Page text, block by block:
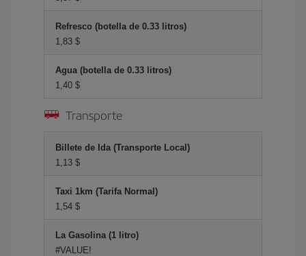
Refresco (botella de 0.33 litros)
1,83 $
Agua (botella de 0.33 litros)
1,40 $
Transporte
Billete de Ida (Transporte Local)
1,13 $
Taxi 1km (Tarifa Normal)
1,54 $
La Gasolina (1 litro)
#VALUE!